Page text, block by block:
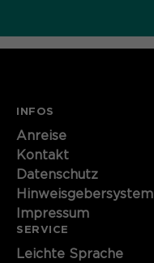
INFOS
Anreise
Kontakt
Datenschutz
Hinweisgebersystem
Impressum
SERVICE
Leichte Sprache